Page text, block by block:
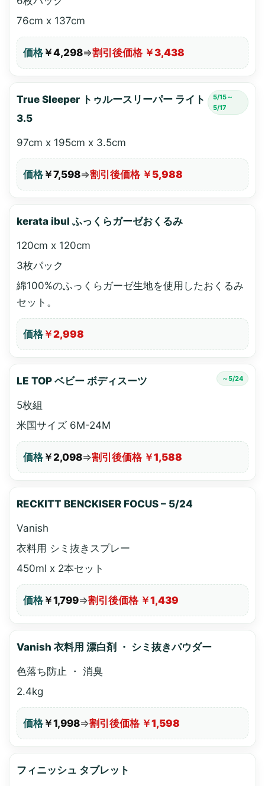
76cm x 137cm
価格 ￥4,298⇒割引後価格 ￥3,438
True Sleeper トゥルースリーパー ライト
3.5
5/15～
5/17
97cm x 195cm x 3.5cm
価格 ￥7,598⇒割引後価格 ￥5,988
kerata ibul ふっくらガーゼおくるみ
120cm x 120cm
3枚パック
綿100%のふっくらガーゼ生地を使用したおくるみ
セット。
価格 ￥2,998
LE TOP ベビー ボディスーツ ～5/24
5枚組
米国サイズ 6M-24M
価格 ￥2,098⇒割引後価格 ￥1,588
RECKITT BENCKISER FOCUS – 5/24
Vanish
衣料用 シミ抜きスプレー
450ml x 2本セット
価格 ￥1,799⇒割引後価格 ￥1,439
Vanish 衣料用 漂白剤 ・ シミ抜きパウダー
色落ち防止 ・ 消臭
2.4kg
価格 ￥1,998⇒割引後価格 ￥1,598
フィニッシュ タブレット